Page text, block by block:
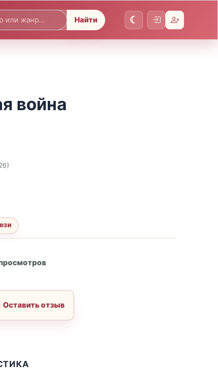
Найти
война
Оставить отзыв